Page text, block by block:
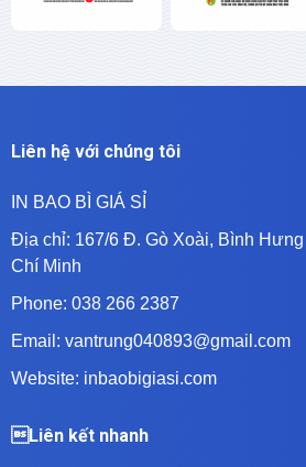
Liên hệ với chúng tôi
IN BAO BÌ GIÁ SỈ
Địa chỉ: 167/6 Đ. Gò Xoài, Bình
Chí Minh
Phone: 038 266 2387
Email: vantrung040893@gmail.com
Website: inbaobigiasi.com
Liên kết nhanh